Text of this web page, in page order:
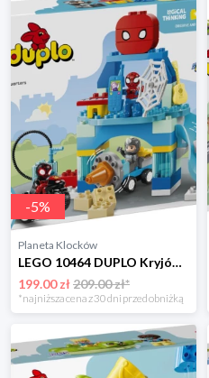
-5%
Planeta Klocków
LEGO 10464 DUPLO Kryjówka Pajęczej Drużyny Lego
199.00 zł209.00 zł*
*najniższa cena z 30 dni przed obniżką